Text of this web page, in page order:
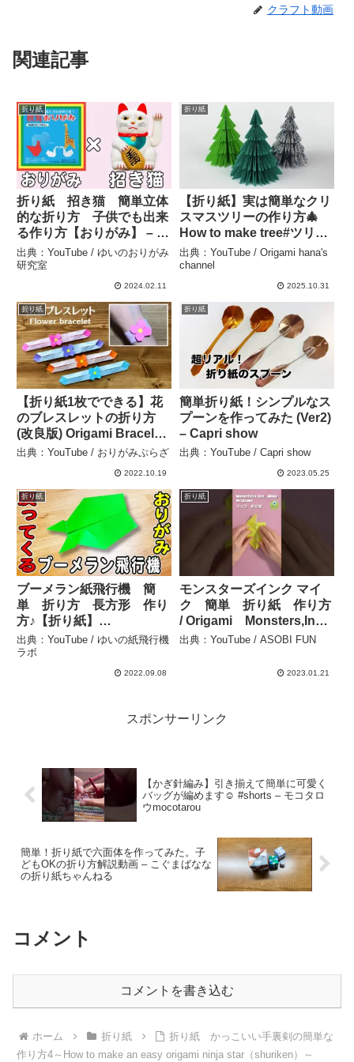
クラフト動画
関連記事
折り紙
折り紙 招き猫 簡単立体
的な折り方 子供でも出来
る作り方【おりがみ】 – ゆ
いのおりがみ研究室
出典：YouTube / ゆいのおりがみ
研究室
2024.02.11
折り紙
【折り紙】実は簡単なクリ
スマスツリーの作り方🎄
How to make tree#ツリー
#tree#樹#나무#木
#Christmas#もみの木#圣
诞节#折り方#おりがみ
Origami hana’s channel
出典：YouTube / Origami hana's
channel
2025.10.31
折り紙
【折り紙1枚でできる】花
のブレスレットの折り方
(改良版) Origami Bracelet
– おりがみぷらざ
出典：YouTube / おりがみぷらざ
2022.10.19
折り紙
簡単折り紙！シンプルなス
プーンを作ってみた (Ver2)
– Capri show
出典：YouTube / Capri show
2023.05.25
折り紙
ブーメラン紙飛行機 簡
単 折り方 長方形 作り
方♪【折り紙】
[Origami]How to fold a
boomerang paper plane –
ゆいの紙飛行機ラボ
出典：YouTube / ゆいの紙飛行機
ラボ
2022.09.08
折り紙
モンスターズインク マイ
ク 簡単 折り紙 作り方
/ Origami Monsters,Inc.
Mike – How to make
出典：YouTube / ASOBI FUN
2023.01.21
スポンサーリンク
【かぎ針編み】引き揃えて簡単に可愛く
バッグが編めます☺︎ #shorts – モコタロ
ウmocotarou
簡単！折り紙で六面体を作ってみた。子
どもOKの折り方解説動画 – こぐまばなな
の折り紙ちゃんねる
コメント
コメントを書き込む
ホーム 折り紙
折り紙 かっこいい手裏剣の簡単な
作り方4～How to make an easy origami ninja star（shuriken）～